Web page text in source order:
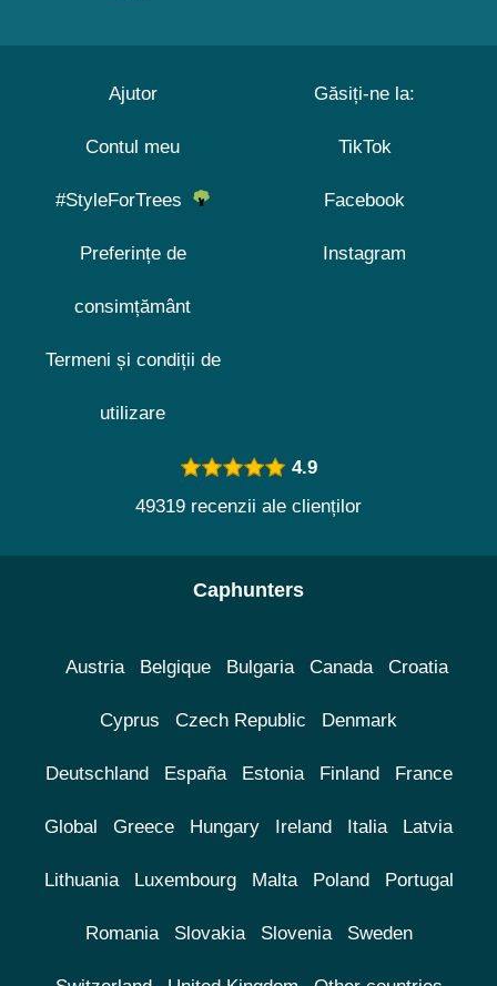
Ajutor
Contul meu
#StyleForTrees
Preferințe de
consimțământ
Termeni și condiții de
utilizare
Găsiți-ne la:
TikTok
Facebook
Instagram
4.9
49319 recenzii ale clienților
Caphunters
Austria Belgique Bulgaria Canada Croatia
Cyprus Czech Republic Denmark
Deutschland España Estonia Finland France
Global Greece Hungary Ireland Italia Latvia
Lithuania Luxembourg Malta Poland Portugal
Romania Slovakia Slovenia Sweden